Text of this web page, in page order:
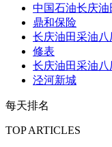
中国石油长庆
鼎和保险
长庆油田采油
修表
长庆油田采油
泾河新城
每天排名
TOP ARTICLES